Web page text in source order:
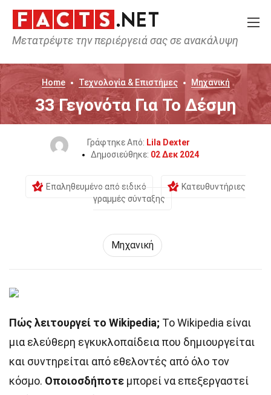
Μετατρέψτε την περιέργειά σας σε ανακάλυψη
Home Τεχνολογία & Επιστήμες Μηχανική
33 Γεγονότα Για Το Δέσμη
Γράφτηκε Από: Lila Dexter
Δημοσιεύθηκε: 02 Δεκ 2024
Επαληθευμένο από ειδικό
Κατευθυντήριες
γραμμές σύνταξης
Μηχανική
Πώς λειτουργεί το Wikipedia; Το Wikipedia είναι
μια ελεύθερη εγκυκλοπαίδεια που δημιουργείται
και συντηρείται από εθελοντές από όλο τον
κόσμο. Οποιοσδήποτε μπορεί να επεξεργαστεί